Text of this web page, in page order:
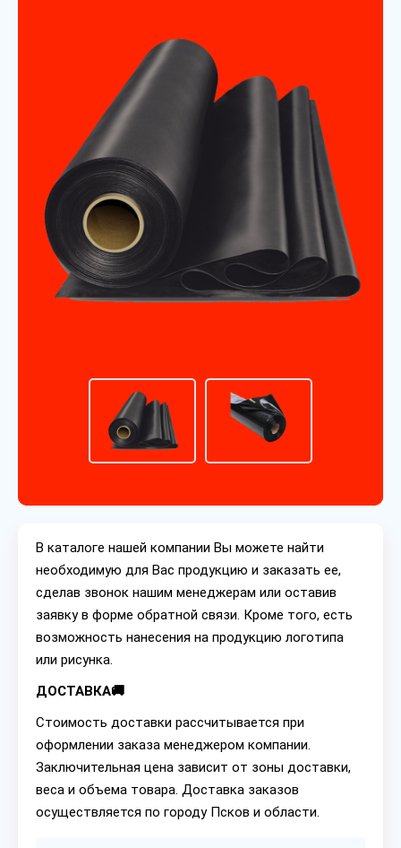
В каталоге нашей компании Вы можете найти
необходимую для Вас продукцию и заказать ее,
сделав звонок нашим менеджерам или оставив
заявку в форме обратной связи. Кроме того, есть
возможность нанесения на продукцию логотипа
или рисунка.
ДОСТАВКА🚚
Стоимость доставки рассчитывается при
оформлении заказа менеджером компании.
Заключительная цена зависит от зоны доставки,
веса и объема товара. Доставка заказов
осуществляется по городу Псков и области.